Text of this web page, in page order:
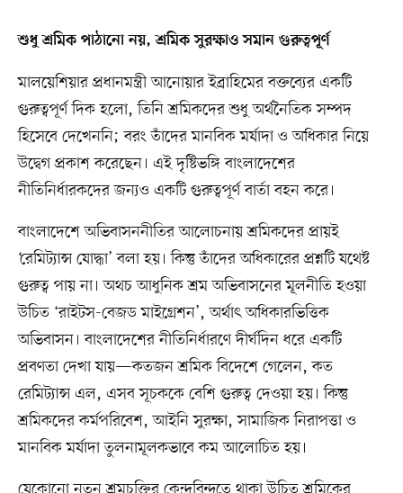
শুধু শ্রমিক পাঠানো নয়, শ্রমিক সুরক্ষাও সমান গুরুত্বপূর্ণ
মালয়েশিয়ার প্রধানমন্ত্রী আনোয়ার ইব্রাহিমের বক্তব্যের একটি
গুরুত্বপূর্ণ দিক হলো, তিনি শ্রমিকদের শুধু অর্থনৈতিক সম্পদ
হিসেবে দেখেননি; বরং তাঁদের মানবিক মর্যাদা ও অধিকার নিয়ে
উদ্বেগ প্রকাশ করেছেন। এই দৃষ্টিভঙ্গি বাংলাদেশের
নীতিনির্ধারকদের জন্যও একটি গুরুত্বপূর্ণ বার্তা বহন করে।
বাংলাদেশে অভিবাসননীতির আলোচনায় শ্রমিকদের প্রায়ই
‘রেমিট্যান্স যোদ্ধা’ বলা হয়। কিন্তু তাঁদের অধিকারের প্রশ্নটি যথেষ্ট
গুরুত্ব পায় না। অথচ আধুনিক শ্রম অভিবাসনের মূলনীতি হওয়া
উচিত ‘রাইটস-বেজড মাইগ্রেশন’, অর্থাৎ অধিকারভিত্তিক
অভিবাসন। বাংলাদেশের নীতিনির্ধারণে দীর্ঘদিন ধরে একটি
প্রবণতা দেখা যায়—কতজন শ্রমিক বিদেশে গেলেন, কত
রেমিট্যান্স এল, এসব সূচককে বেশি গুরুত্ব দেওয়া হয়। কিন্তু
শ্রমিকদের কর্মপরিবেশ, আইনি সুরক্ষা, সামাজিক নিরাপত্তা ও
মানবিক মর্যাদা তুলনামূলকভাবে কম আলোচিত হয়।